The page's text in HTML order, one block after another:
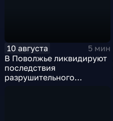
10 августа
5 мин
В Поволжье ликвидируют
последствия
разрушительного